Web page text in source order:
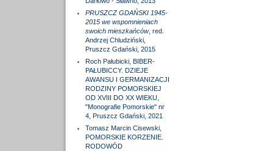
PRUSZCZ GDAŃSKI 1945-
2015 we wspomnieniach
swoich mieszkańców, red.
Andrzej Chludziński,
Pruszcz Gdański, 2015
Roch Pałubicki, BIBER-
PAŁUBICCY. DZIEJE
AWANSU I GERMANIZACJI
RODZINY POMORSKIEJ
OD XVIII DO XX WIEKU,
"Monografie Pomorskie" nr
4, Pruszcz Gdański, 2021
Tomasz Marcin Cisewski,
POMORSKIE KORZENIE.
RODOWÓD